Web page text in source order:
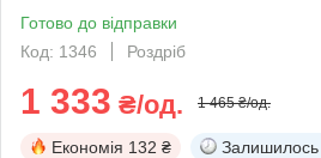
Готово до відправки
Код: 1346
Роздріб
1 333 ₴/од. 1 465 ₴/од.
Економія 132 ₴ Залишилось